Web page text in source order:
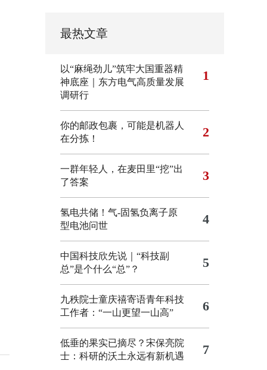
最热文章
以“麻绳劲儿”筑牢大国重器精
神底座｜东方电气高质量发展
调研行
1
你的邮政包裹，可能是机器人
在分拣！
2
一群年轻人，在麦田里“挖”出
了答案
3
氢电共储！气-固氢负离子原
型电池问世
4
中国科技欣先说｜“科技副
总”是个什么“总”？
5
九秩院士童庆禧寄语青年科技
工作者：“一山更望一山高”
6
低垂的果实已摘尽？宋保亮院
士：科研的沃土永远有新机遇
7